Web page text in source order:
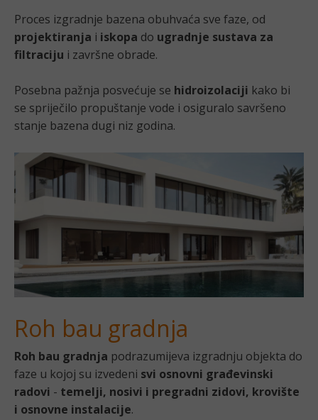
Proces izgradnje bazena obuhvaća sve faze, od
projektiranja i iskopa do ugradnje sustava za
filtraciju i završne obrade.
Posebna pažnja posvećuje se hidroizolaciji kako bi
se spriječilo propuštanje vode i osiguralo savršeno
stanje bazena dugi niz godina.
Roh bau gradnja
Roh bau gradnja podrazumijeva izgradnju objekta do
faze u kojoj su izvedeni svi osnovni građevinski
radovi - temelji, nosivi i pregradni zidovi, krovište
i osnovne instalacije.